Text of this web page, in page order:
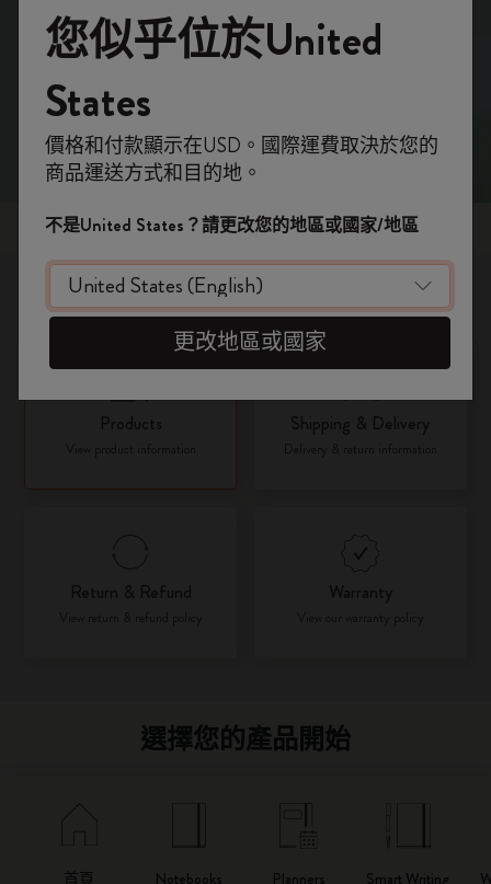
尋找您的答案
熱門話題
您想了解哪些資訊？
Products Shipping & Delivery
Return & Refund Warranty
選擇您的產品開始
首頁 Notebooks Planners
Smart Writing
即刻登記，首次落單用優惠碼
WELCOME10，即享 9折 兼 免運費。
開番個 Moleskine 帳戶，拎盡獨家優惠、會
員福利，同埋更多靈感啟發。
加入成為會員！
您似乎位於United
States
價格和付款顯示在USD。國際運費取決於您的
商品運送方式和目的地。
不是United States？請更改您的地區或國家/地區
更改地區或國家